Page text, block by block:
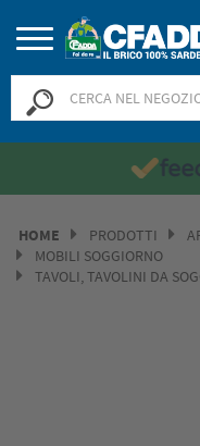
HOME PRODOTTI
MOBILI SOGGIORNO
TAVOLI, TAVOLINI DA